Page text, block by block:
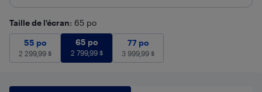
Taille de l'écran: 65 po
55 po
2 299,99$
55 po
2 299,99 $
65 po 2 799,99$
65 po
2 799,99$
77 po
77 po
3 999,99 $